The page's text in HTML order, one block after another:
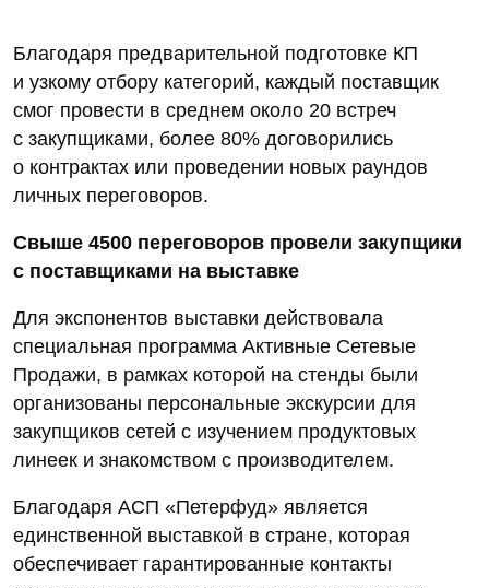
Благодаря предварительной подготовке КП
и узкому отбору категорий, каждый поставщик
смог провести в среднем около 20 встреч
с закупщиками, более 80% договорились
о контрактах или проведении новых раундов
личных переговоров.
Свыше 4500 переговоров провели закупщики
с поставщиками на выставке
Для экспонентов выставки действовала
специальная программа Активные Сетевые
Продажи, в рамках которой на стенды были
организованы персональные экскурсии для
закупщиков сетей с изучением продуктовых
линеек и знакомством с производителем.
Благодаря АСП «Петерфуд» является
единственной выставкой в стране, которая
обеспечивает гарантированные контакты